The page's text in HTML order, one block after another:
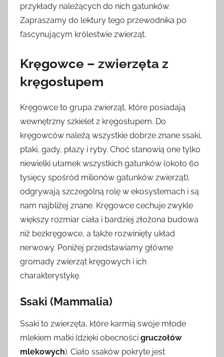
przykłady należących do nich gatunków.
Zapraszamy do lektury tego przewodnika po
fascynującym królestwie zwierząt.
Kręgowce – zwierzęta z
kręgosłupem
Kręgowce to grupa zwierząt, które posiadają
wewnętrzny szkielet z kręgosłupem. Do
kręgowców należą wszystkie dobrze znane ssaki,
ptaki, gady, płazy i ryby. Choć stanowią one tylko
niewielki ułamek wszystkich gatunków (około 60
tysięcy spośród milionów gatunków zwierząt),
odgrywają szczególną rolę w ekosystemach i są
nam najbliżej znane. Kręgowce cechuje zwykle
większy rozmiar ciała i bardziej złożona budowa
niż bezkręgowce, a także rozwinięty układ
nerwowy. Poniżej przedstawiamy główne
gromady zwierząt kręgowych i ich
charakterystykę.
Ssaki (Mammalia)
Ssaki to zwierzęta, które karmią swoje młode
mlekiem matki (dzięki obecności gruczołów
mlekowych). Ciało ssaków pokryte jest